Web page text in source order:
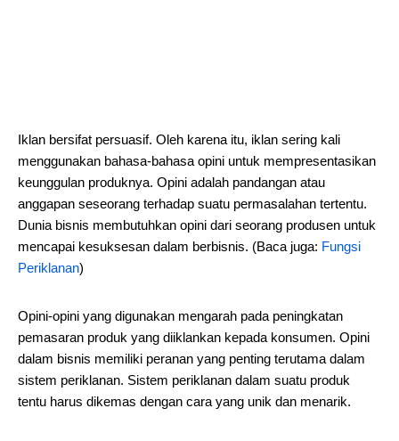
Iklan bersifat persuasif. Oleh karena itu, iklan sering kali
menggunakan bahasa-bahasa opini untuk mempresentasikan
keunggulan produknya. Opini adalah pandangan atau
anggapan seseorang terhadap suatu permasalahan tertentu.
Dunia bisnis membutuhkan opini dari seorang produsen untuk
mencapai kesuksesan dalam berbisnis. (Baca juga: Fungsi
Periklanan)
Opini-opini yang digunakan mengarah pada peningkatan
pemasaran produk yang diiklankan kepada konsumen. Opini
dalam bisnis memiliki peranan yang penting terutama dalam
sistem periklanan. Sistem periklanan dalam suatu produk
tentu harus dikemas dengan cara yang unik dan menarik.